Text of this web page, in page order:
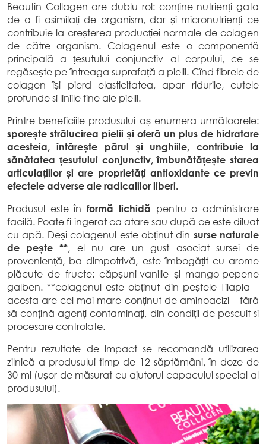
Beautin Collagen are dublu rol: conține nutrienți gata
de a fi asimilați de organism, dar și micronutrienți ce
contribuie la creșterea producției normale de colagen
de către organism. Colagenul este o componentă
principală a țesutului conjunctiv al corpului, ce se
regăsește pe întreaga suprafață a pielii. Cînd fibrele de
colagen își pierd elasticitatea, apar ridurile, cutele
profunde si liniile fine ale pielii.
Printre beneficiile produsului aș enumera următoarele:
sporește strălucirea pielii și oferă un plus de hidratare
acesteia, întărește părul și unghiile, contribuie la
sănătatea țesutului conjunctiv, îmbunătățește starea
articulațiilor și are proprietăți antioxidante ce previn
efectele adverse ale radicalilor liberi.
Produsul este înformă lichidă pentru o administrare
facilă. Poate fi ingerat ca atare sau după ce este diluat
cu apă. Deși colagenul este obținut din surse naturale
de pește **, el nu are un gust asociat sursei de
proveniență, ba dimpotrivă, este îmbogățit cu arome
plăcute de fructe: căpșuni-vanilie și mango-pepene
galben. **colagenul este obținut din peștele Tilapia –
acesta are cel mai mare conținut de aminoacizi – fără
să conțină agenți contaminați, din condiții de pescuit si
procesare controlate.
Pentru rezultate de impact se recomandă utilizarea
zilnică a produsului timp de 12 săptămâni, în doze de
30 ml (ușor de măsurat cu ajutorul capacului special al
produsului).